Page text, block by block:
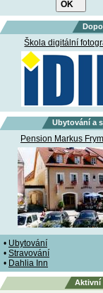
Škola digitální
Ubytování a
Pension Markus
• Ubytování
• Stravování
• Dahlia Inn
Aktivní